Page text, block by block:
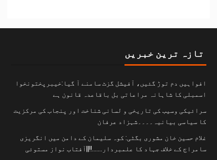
تازہ ترین خبریں
افواہیں دم توڑ گئیں، آفیشل گزٹ سامنے آ گیا:خیبرپختونخوا
اسمبلی کا شاہانہ مراعاتی بل باقاعدہ قانون ہے
سرائیکی وسیب کی تاریخی و لسانی شناخت اور پنجاب کی مرکزیت
کا سیاسی بیانیہ۔۔۔۔شہزاد عرفان
غلام حسین خان مشوری بگٹی: کوہ سلیمان کے دامن میں انگریزی
سامراج کے خلاف جہاد کا علمبردار…….!!||آفتاب نواز مستوئی